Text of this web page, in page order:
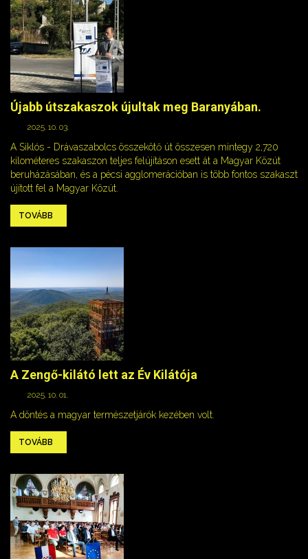
Újabb útszakaszok újultak meg Baranyában.
2025. 10. 03.
A Siklós - Drávaszabolcs összekötő út összesen mintegy 2,720
kilométeres szakaszon teljes felújításon esett át a Magyar Közút
beruházásában, és a pécsi agglomerációban is több fontos szakaszt
újított fel a Magyar Közút.
TOVÁBB
A Zengő-kilátó lett az Év Kilátója
2025. 10. 01.
A döntés a magyar természetjárók kezében volt.
TOVÁBB